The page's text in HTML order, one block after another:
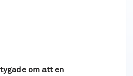
om att en